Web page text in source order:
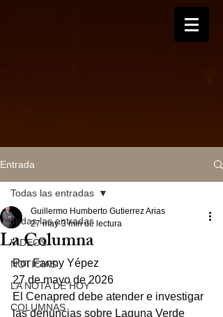
Entrada
Todas las entradas
VIDEOS
NOTICIAS
LA NOTA DE HOY
COLUMNAS
Todas las entradas
La Columna
Guillermo Humberto Gutierrez Arias
27 may 3 min de lectura
Por Fanny Yépez
27 de mayo de 2026
El Cenapred debe atender e investigar
las denuncias sobre Laguna Verde